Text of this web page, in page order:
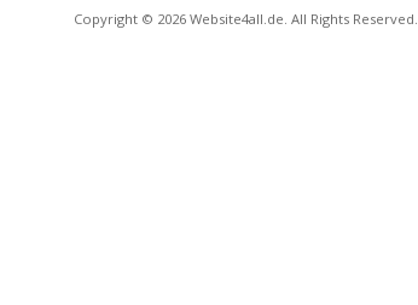
Copyright © 2026 Website4all.de. All Rights Reserved.